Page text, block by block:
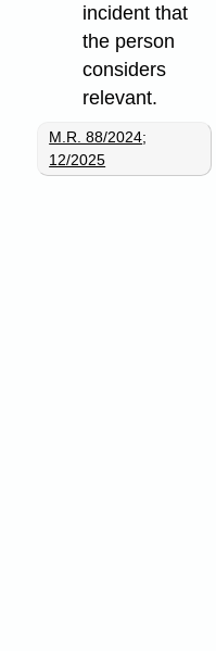
incident that
the person
considers
relevant.
M.R. 88/2024;
12/2025